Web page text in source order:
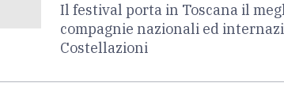
Il festival porta in Toscana il
compagnie nazionali ed
Costellazioni